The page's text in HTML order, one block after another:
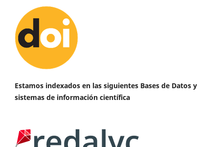
Estamos indexados en las siguientes Bases de Datos y
sistemas de información científica